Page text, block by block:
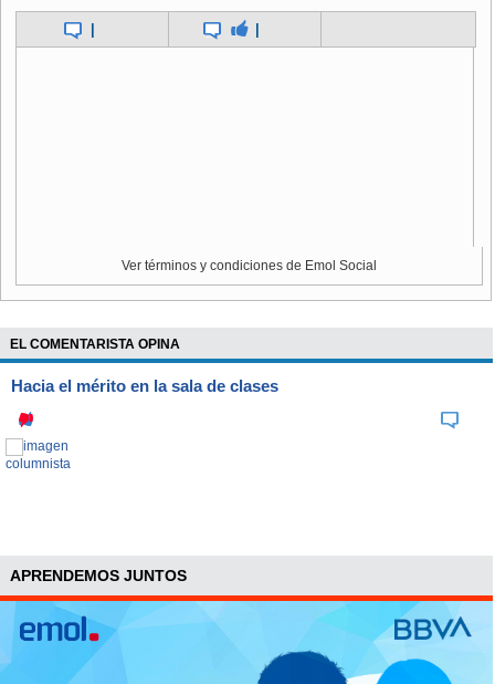
Ver términos y condiciones de Emol Social
EL COMENTARISTA OPINA
Hacia el mérito en la sala de clases
APRENDEMOS JUNTOS